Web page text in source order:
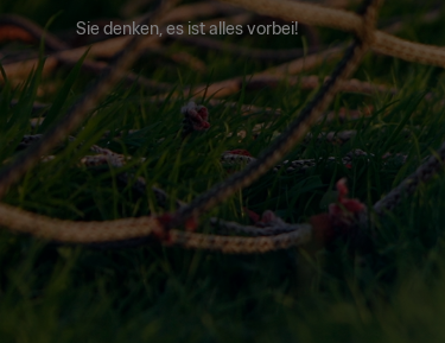
Sie denken, es ist alles vorbei!